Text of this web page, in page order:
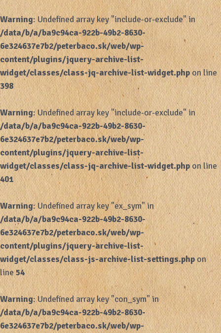
Warning: Undefined array key "include-or-exclude" in
/data/b/a/ba9c94ca-922b-49b2-8630-
6e324637e7b2/peterbaco.sk/web/wp-
content/plugins/jquery-archive-list-
widget/classes/class-jq-archive-list-widget.phpon line
398
Warning: Undefined array key "include-or-exclude" in
/data/b/a/ba9c94ca-922b-49b2-8630-
6e324637e7b2/peterbaco.sk/web/wp-
content/plugins/jquery-archive-list-
widget/classes/class-jq-archive-list-widget.phpon line
401
Warning: Undefined array key "ex_sym" in
/data/b/a/ba9c94ca-922b-49b2-8630-
6e324637e7b2/peterbaco.sk/web/wp-
content/plugins/jquery-archive-list-
widget/classes/class-js-archive-list-settings.phpon
line54
Warning: Undefined array key "con_sym" in
/data/b/a/ba9c94ca-922b-49b2-8630-
6e324637e7b2/peterbaco.sk/web/wp-